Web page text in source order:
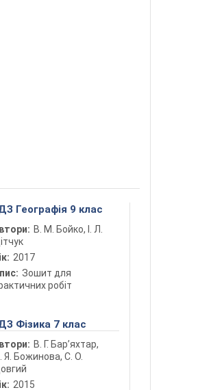
Географія 9 клас
В. М. Бойко, І. Л.
2017
Зошит для
робіт
Фізика 7 клас
В. Г. Бар’яхтар,
Я. Божинова, С. О.
2015